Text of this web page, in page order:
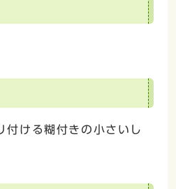
付ける糊付きの小さいし